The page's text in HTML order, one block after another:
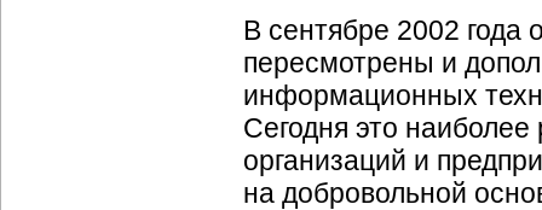
В сентябре 2002
пересмотрены и
информационных
Сегодня это
организаций и
на добровольной